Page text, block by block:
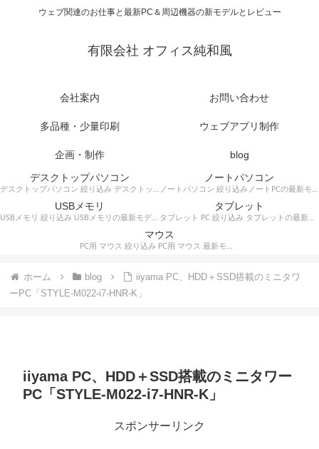
ウェブ関連のお仕事と最新PC＆周辺機器の新モデルとレビュー
有限会社 オフィス純和風
会社案内 お問い合わせ
多品種・少量印刷 ウェブアプリ制作
企画・制作
blog
デスクトップパソコン
デスクトップパソコン 絞り込み デスクトップPCの最新モデルやスペック・仕様に関する情報。
ノートパソコン
ノートパソコン 絞り込みノートPCの最新モデルやスペック・仕様に関する情報。
USBメモリ
USBメモリ 絞り込み USBメモリの最新モデルやスペック・仕様に関する情報。
タブレット
タブレット PC 絞り込み タブレットの最新モデルやスペック・仕様に関する情報。
マウス
PC用 マウス 絞り込み PC用 マウス 最新モデルやスペック・仕様に関する情報。ワイヤレスマウス、有線マウス、接続タイプなど。
ホーム blog
iiyama PC、HDD＋SSD搭載のミニタワ
ーPC「STYLE-M022-i7-HNR-K」
iiyama PC、HDD＋SSD搭載のミニタワー
PC「STYLE-M022-i7-HNR-K」
スポンサーリンク